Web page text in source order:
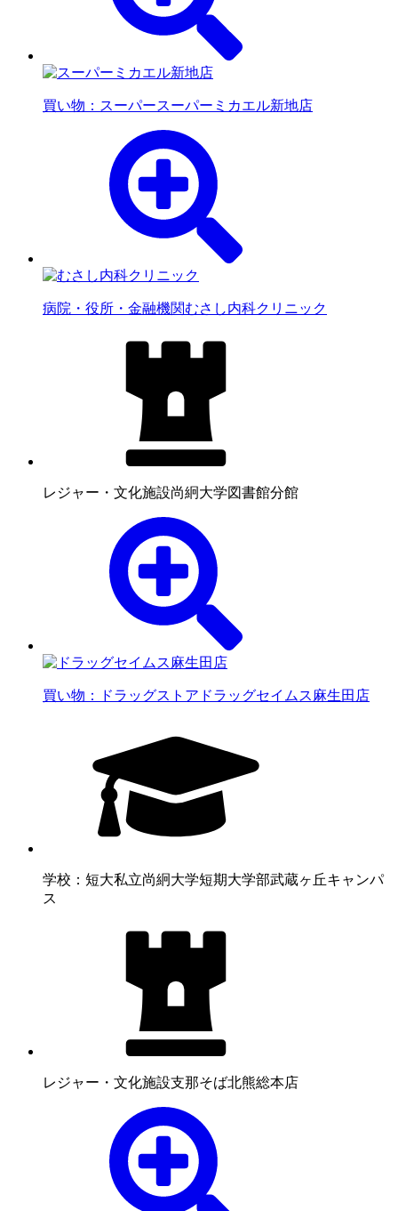
買い物：スーパースーパーミカエル新地店
病院・役所・金融機関むさし内科クリニック
レジャー・文化施設尚絅大学図書館分館
買い物：ドラッグストア ドラッグセイムス麻生田店
学校：短大私立尚絅大学短期大学部武蔵ヶ丘キャンパ
ス
レジャー・文化施設支那そば北熊総本店